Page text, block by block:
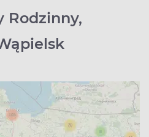
Rodzinny,